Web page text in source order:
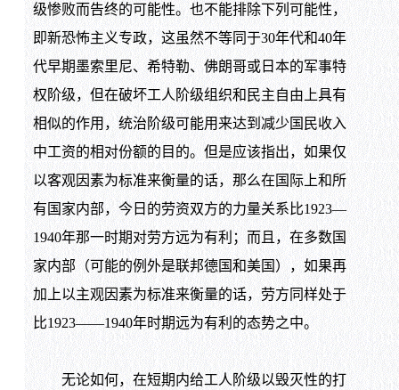
级惨败而告终的可能性。也不能排除下列可能性，
即新恐怖主义专政，这虽然不等同于30年代和40年
代早期墨索里尼、希特勒、佛朗哥或日本的军事特
权阶级，但在破坏工人阶级组织和民主自由上具有
相似的作用，统治阶级可能用来达到减少国民收入
中工资的相对份额的目的。但是应该指出，如果仅
以客观因素为标准来衡量的话，那么在国际上和所
有国家内部，今日的劳资双方的力量关系比1923—
1940年那一时期对劳方远为有利；而且，在多数国
家内部（可能的例外是联邦德国和美国），如果再
加上以主观因素为标准来衡量的话，劳方同样处于
比1923——1940年时期远为有利的态势之中。
无论如何，在短期内给工人阶级以毁灭性的打